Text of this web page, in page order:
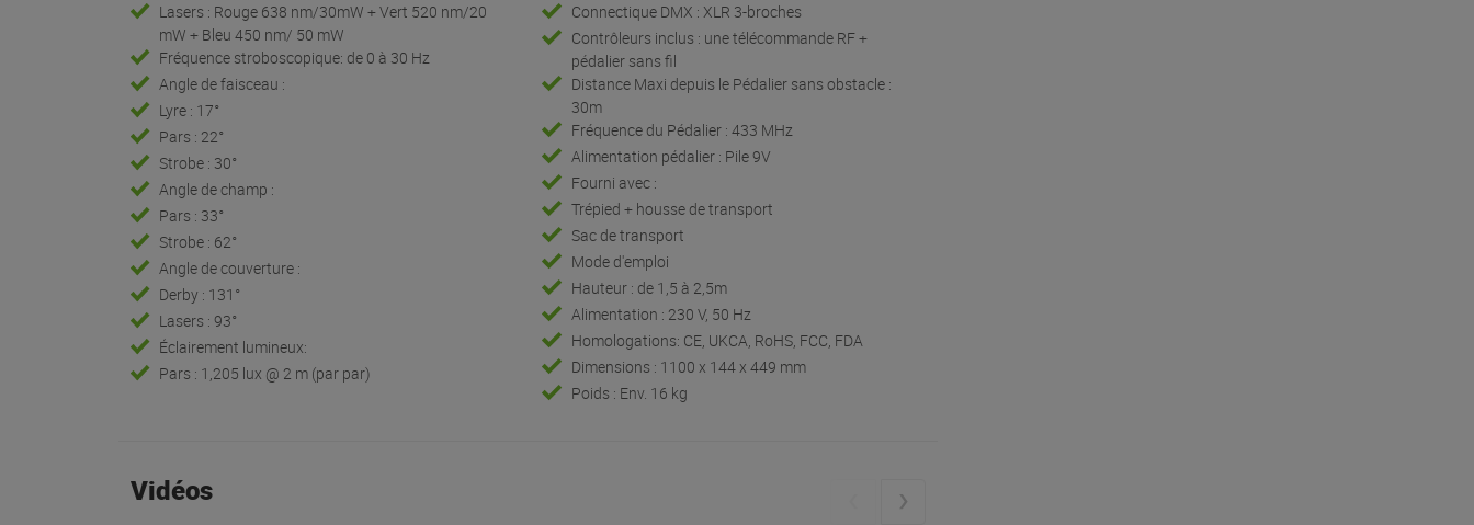
Lasers : Rouge 638 nm/30mW + Vert 520 nm/20
mW + Bleu 450 nm/ 50 mW
Fréquence stroboscopique: de 0 à 30 Hz
Angle de faisceau :
Lyre : 17°
Pars : 22°
Strobe : 30°
Angle de champ :
Pars : 33°
Strobe : 62°
Angle de couverture :
Derby : 131°
Lasers : 93°
Éclairement lumineux:
Pars : 1,205 lux @ 2 m (par par)
Connectique DMX : XLR 3-broches
Contrôleurs inclus : une télécommande RF +
pédalier sans fil
Distance Maxi depuis le Pédalier sans obstacle :
30m
Fréquence du Pédalier : 433 MHz
Alimentation pédalier : Pile 9V
Fourni avec :
Trépied + housse de transport
Sac de transport
Mode d'emploi
Hauteur : de 1,5 à 2,5m
Alimentation : 230 V, 50 Hz
Homologations: CE, UKCA, RoHS, FCC, FDA
Dimensions : 1100 x 144 x 449 mm
Poids : Env. 16 kg
Vidéos